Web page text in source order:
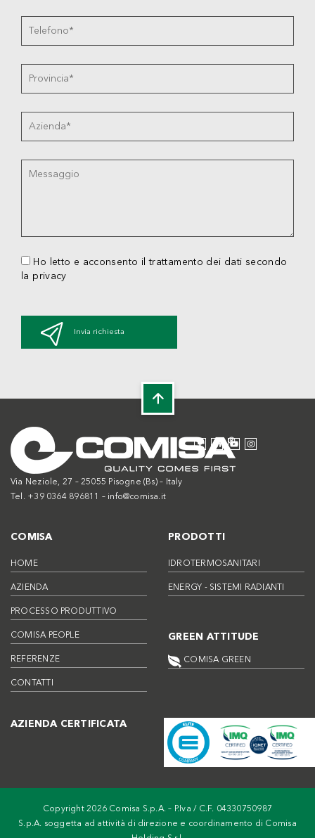
Ho letto e acconsento il trattamento dei dati secondo
la privacy
Invia richiesta
Via Neziole, 27 – 25055 Pisogne (Bs) – Italy
Tel. +39 0364 896811 – info@comisa.it
COMISA
HOME
AZIENDA
PROCESSO PRODUTTIVO
COMISA PEOPLE
REFERENZE
CONTATTI
PRODOTTI
IDROTERMOSANITARI
ENERGY - SISTEMI RADIANTI
GREEN ATTITUDE
COMISA GREEN
AZIENDA CERTIFICATA
Copyright 2026 Comisa S.p.A. – P.Iva / C.F. 04330750987
S.p.A. soggetta ad attività di direzione e coordinamento di Comisa